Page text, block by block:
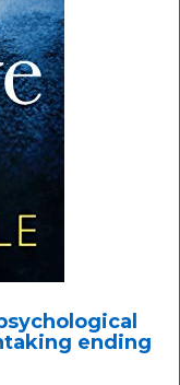
ending